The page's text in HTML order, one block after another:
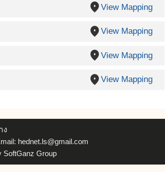
place View Mapping
place View Mapping
place View Mapping
place View Mapping
ง
hednet.ls@gmail.com
SoftGanz Group